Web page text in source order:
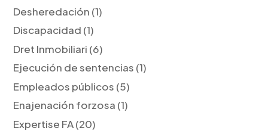
Desheredación (1)
Discapacidad (1)
Dret Inmobiliari (6)
Ejecución de sentencias (1)
Empleados públicos (5)
Enajenación forzosa (1)
Expertise FA(20)